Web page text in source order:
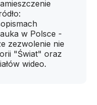
w Polsce -
zezwolenie nie
"Świat" oraz
wideo.